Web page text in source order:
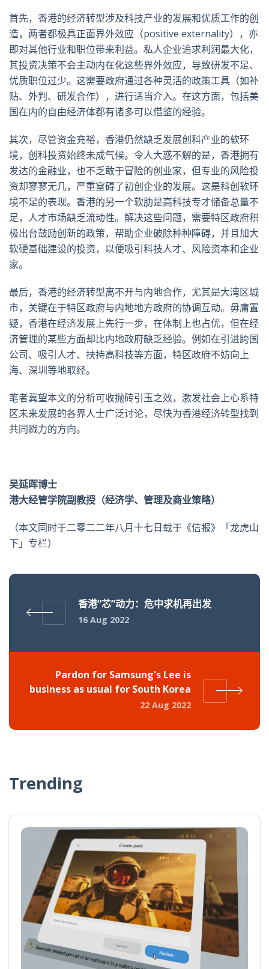
首先，香港的经济转型涉及科技产业的发展和优质工作的创
造，两者都极具正面界外效应（positive externality），亦
即对其他行业和职位带来利益。私人企业追求利润最大化，
其投资决策不会主动内在化这些界外效应，导致研发不足、
优质职位过少。这需要政府通过各种灵活的政策工具（如补
贴、外判、研发合作），进行适当介入。在这方面，包括美
国在内的自由经济体都有诸多可以借鉴的经验。
其次，尽管资金充裕，香港仍然缺乏发展创科产业的软环
境，创科投资始终未成气候。令人大惑不解的是，香港拥有
发达的金融业，也不乏敢于冒险的创业家，但专业的风险投
资却寥寥无几，严重窒碍了初创企业的发展。这是科创软环
境不足的表现。香港的另一个软肋是高科技专才储备总量不
足，人才市场缺乏流动性。解决这些问题，需要特区政府积
极出台鼓励创新的政策，帮助企业破除种种障碍，并且加大
软硬基础建设的投资，以便吸引科技人才、风险资本和企业
家。
最后，香港的经济转型离不开与内地合作，尤其是大湾区城
市，关键在于特区政府与内地地方政府的协调互动。毋庸置
疑，香港在经济发展上先行一步，在体制上也占优，但在经
济管理的某些方面却比内地政府缺乏经验。例如在引进跨国
公司、吸引人才、扶持高科技等方面，特区政府不妨向上
海、深圳等地取经。
笔者冀望本文的分析可收抛砖引玉之效，激发社会上心系特
区未来发展的各界人士广泛讨论，尽快为香港经济转型找到
共同戮力的方向。
吴延晖博士
港大经管学院副教授（经济学、管理及商业策略）
（本文同时于二零二二年八月十七日载于《信报》「龙虎山
下」专栏）
香港“芯”动力：危中求机再出发
16 Aug 2022
Pardon for Samsung's Lee is
business as usual for South Korea
22 Aug 2022
Trending